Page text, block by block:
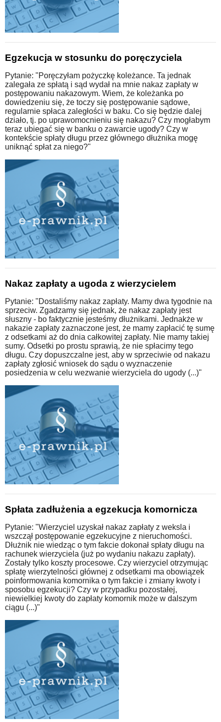
Egzekucja w stosunku do poręczyciela
Pytanie: "Poręczyłam pożyczkę koleżance. Ta jednak
zalegała ze spłatą i sąd wydał na mnie nakaz zapłaty w
postępowaniu nakazowym. Wiem, że koleżanka po
dowiedzeniu się, że toczy się postępowanie sądowe,
regularnie spłaca zaległości w baku. Co się będzie dalej
działo, tj. po uprawomocnieniu się nakazu? Czy mogłabym
teraz ubiegać się w banku o zawarcie ugody? Czy w
kontekście spłaty długu przez głównego dłużnika mogę
uniknąć spłat za niego?"
Nakaz zapłaty a ugoda z wierzycielem
Pytanie: "Dostaliśmy nakaz zapłaty. Mamy dwa tygodnie na
sprzeciw. Zgadzamy się jednak, że nakaz zapłaty jest
słuszny - bo faktycznie jesteśmy dłużnikami. Jednakże w
nakazie zapłaty zaznaczone jest, że mamy zapłacić tę sumę
z odsetkami aż do dnia całkowitej zapłaty. Nie mamy takiej
sumy. Odsetki po prostu sprawią, że nie spłacimy tego
długu. Czy dopuszczalne jest, aby w sprzeciwie od nakazu
zapłaty zgłosić wniosek do sądu o wyznaczenie
posiedzenia w celu wezwanie wierzyciela do ugody (...)"
Spłata zadłużenia a egzekucja komornicza
Pytanie: "Wierzyciel uzyskał nakaz zapłaty z weksla i
wszczął postępowanie egzekucyjne z nieruchomości.
Dłużnik nie wiedząc o tym fakcie dokonał spłaty długu na
rachunek wierzyciela (już po wydaniu nakazu zapłaty).
Zostały tylko koszty procesowe. Czy wierzyciel otrzymując
spłatę wierzytelności głównej z odsetkami ma obowiązek
poinformowania komornika o tym fakcie i zmiany kwoty i
sposobu egzekucji? Czy w przypadku pozostałej,
niewielkiej kwoty do zapłaty komornik może w dalszym
ciągu (...)"